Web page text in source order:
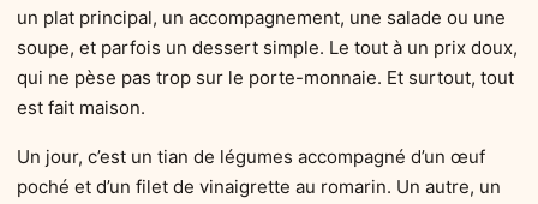
un plat principal, un accompagnement, une salade ou une
soupe, et parfois un dessert simple. Le tout à un prix doux,
qui ne pèse pas trop sur le porte-monnaie. Et surtout, tout
est fait maison.
Un jour, c’est un tian de légumes accompagné d’un œuf
poché et d’un filet de vinaigrette au romarin. Un autre, un